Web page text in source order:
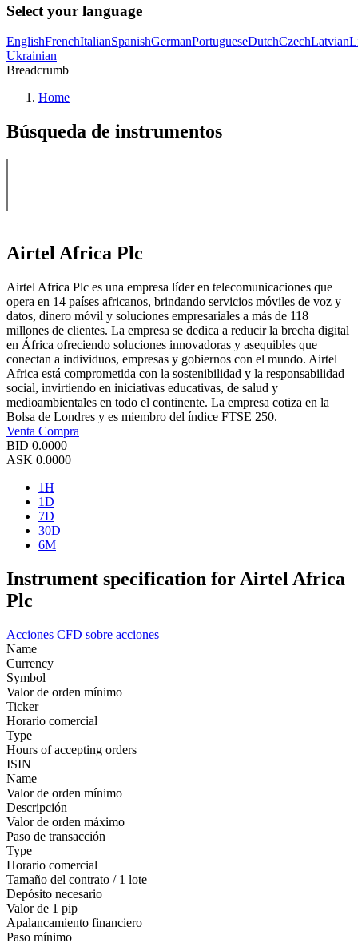
Select your language
EnglishFrenchItalianSpanishGermanPortugueseDutchCzechLatvian
Ukrainian
Breadcrumb
Home
Búsqueda de instrumentos
Airtel Africa Plc
Airtel Africa Plc es una empresa líder en telecomunicaciones que
opera en 14 países africanos, brindando servicios móviles de voz y
datos, dinero móvil y soluciones empresariales a más de 118
millones de clientes. La empresa se dedica a reducir la brecha digital
en África ofreciendo soluciones innovadoras y asequibles que
conectan a individuos, empresas y gobiernos con el mundo. Airtel
Africa está comprometida con la sostenibilidad y la responsabilidad
social, invirtiendo en iniciativas educativas, de salud y
medioambientales en todo el continente. La empresa cotiza en la
Bolsa de Londres y es miembro del índice FTSE 250.
Venta Compra
BID 0.0000
ASK 0.0000
1H
1D
7D
30D
6M
Instrument specification for Airtel Africa
Plc
Acciones CFD sobre acciones
Name
Currency
Symbol
Valor de orden mínimo
Ticker
Horario comercial
Type
Hours of accepting orders
ISIN
Name
Valor de orden mínimo
Descripción
Valor de orden máximo
Paso de transacción
Type
Horario comercial
Tamaño del contrato / 1 lote
Depósito necesario
Valor de 1 pip
Apalancamiento financiero
Paso mínimo